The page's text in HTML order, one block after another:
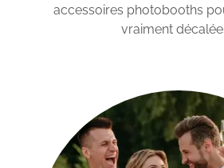
accessoires photobooths
vraiment